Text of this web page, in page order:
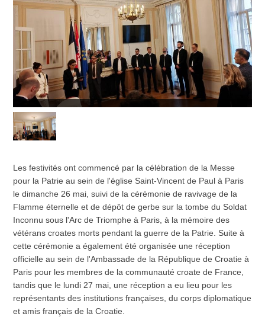
Les festivités ont commencé par la célébration de la Messe
pour la Patrie au sein de l'église Saint-Vincent de Paul à Paris
le dimanche 26 mai, suivi de la cérémonie de ravivage de la
Flamme éternelle et de dépôt de gerbe sur la tombe du Soldat
Inconnu sous l'Arc de Triomphe à Paris, à la mémoire des
vétérans croates morts pendant la guerre de la Patrie. Suite à
cette cérémonie a également été organisée une réception
officielle au sein de l'Ambassade de la République de Croatie à
Paris pour les membres de la communauté croate de France,
tandis que le lundi 27 mai, une réception a eu lieu pour les
représentants des institutions françaises, du corps diplomatique
et amis français de la Croatie.